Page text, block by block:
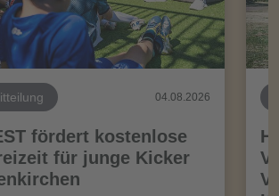
04.08.2026
fördert kostenlose
für junge Kicker